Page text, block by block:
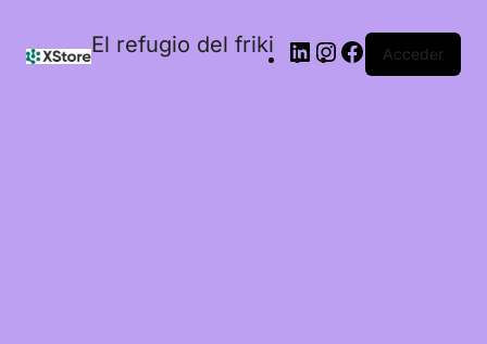
El refugio del friki Acceder